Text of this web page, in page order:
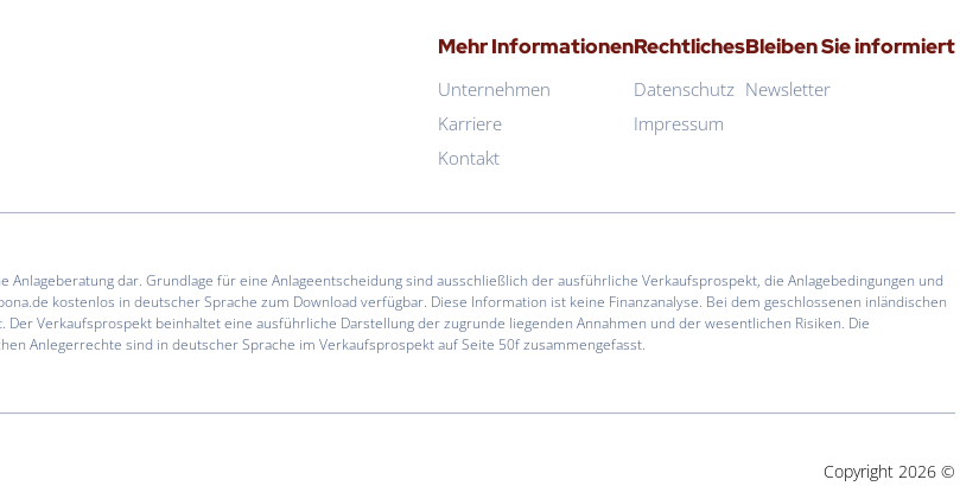
Mehr Informationen
Unternehmen
Karriere
Kontakt
Rechtliches
Datenschutz
Impressum
Bleiben Sie informiert
Newsletter
dar. Grundlage für eine Anlageentscheidung sind ausschließlich der ausführliche Verkaufsprospekt, die Anlagebedingungen und
kostenlos in deutscher Sprache zum Download verfügbar. Diese Information ist keine Finanzanalyse. Bei dem geschlossenen inländischen
Verkaufsprospekt beinhaltet eine ausführliche Darstellung der zugrunde liegenden Annahmen und der wesentlichen Risiken. Die
Anlegerrechte sind in deutscher Sprache im Verkaufsprospekt auf Seite 50f zusammengefasst.
Copyright 2026 ©